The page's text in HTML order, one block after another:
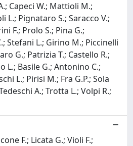
Capeci W.; Mattioli M.;
L.; Pignataro S.; Saracco V.;
F.; Prolo S.; Pina G.;
Stefani L.; Girino M.; Piccinelli
G.; Patrizia T.; Castello R.;
L.; Basile G.; Antonino C.;
L.; Pirisi M.; Fra G.P.; Sola
A.; Trotta L.; Volpi R.;
F.; Licata G.; Violi F.;